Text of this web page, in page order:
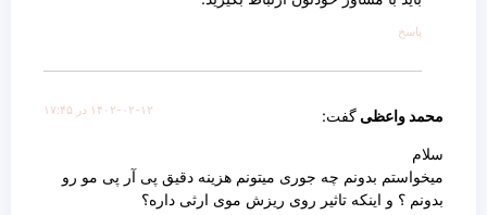
پاسخ
محمد واعظی گفت: ۱۴۰۲-۰۲-۱۲ در ۱۷:۴۵
سلام
میخواستم بدونم چه جوری میتونم هزینه دقیق پی آر پی مو رو
بدونم ؟ و اینکه تاثیر روی ریزش موی ارثی داره؟